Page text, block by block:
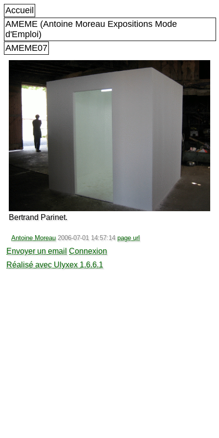
Accueil
AMEME (Antoine Moreau Expositions Mode
d'Emploi)
AMEME07
Bertrand Parinet.
Antoine Moreau 2006-07-01 14:57:14 page url
Envoyer un email Connexion
Réalisé avec Ulyxex 1.6.6.1